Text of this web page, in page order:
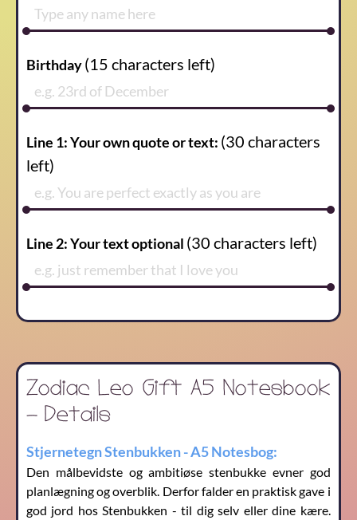
Zodiac Leo Gift A5 Notesbook
- Details
Stjernetegn Stenbukken - A5 Notesbog:
Den målbevidste og ambitiøse stenbukke evner god
planlægning og overblik. Derfor falder en praktisk gave i
god jord hos Stenbukken - til dig selv eller dine kære.
Birthday(15 characters left)
Line 1: Your own quote or text: (30 characters
left)
Line 2: Your text optional (30 characters left)